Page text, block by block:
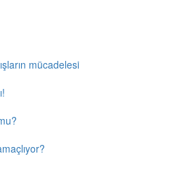
mücadelesi